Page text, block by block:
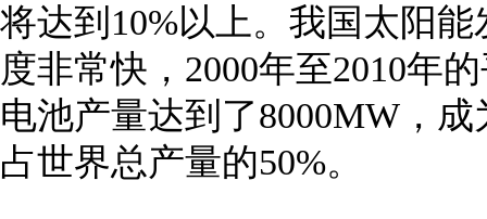
将达到10%以上。我国太阳
度非常快，2000年至2010年
电池产量达到了8000MW，
占世界总产量的50%。